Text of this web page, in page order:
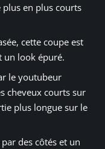
en plus courts
cette coupe est
un look épuré.
le youtubeur
cheveux courts sur
plus longue sur le
des côtés et un